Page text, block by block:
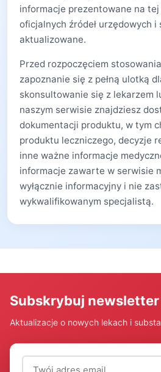
informacje prezentowane na
oficjalnych źródeł urzędowych i
aktualizowane.
Przed rozpoczęciem
zapoznanie się z pełną ulotką
skonsultowanie się z lekarzem
naszym serwisie znajdziesz
dokumentacji produktu, w tym
produktu leczniczego, decyzje
inne ważne informacje
informacje zawarte w serwisie
wyłącznie informacyjny i nie
wykwalifikowanym specjalistą.
Subskrybuj newsletter
Aktualizacje o nowych lekach i
Adres email (wymagany)